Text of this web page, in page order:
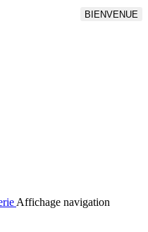
BIENVENUE
Affichage navigation